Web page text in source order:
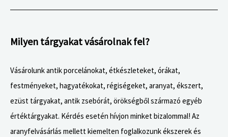
Milyen tárgyakat vásárolnak fel?
Vásárolunk antik porcelánokat, étkészleteket, órákat,
festményeket, hagyatékokat, régiségeket, aranyat, ékszert,
ezüst tárgyakat, antik zsebórát, örökségből származó egyéb
értéktárgyakat. Kérdés esetén hívjon minket bizalommal! Az
aranyfelvásárlás mellett kiemelten foglalkozunk ékszerek és